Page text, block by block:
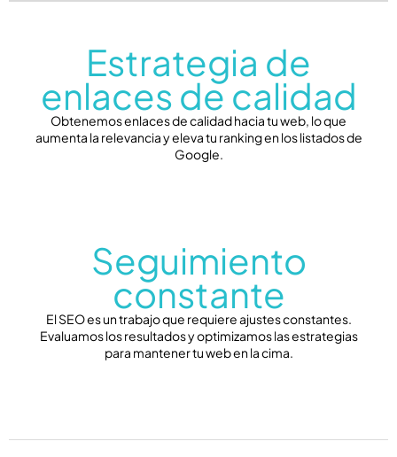
Estrategia de
enlaces de calidad
Obtenemos enlaces de calidad hacia tu web, lo que
aumenta la relevancia y eleva tu ranking en los listados de
Google.
Seguimiento
constante
El SEO es un trabajo que requiere ajustes constantes.
Evaluamos los resultados y optimizamos las estrategias
para mantener tu web en la cima.